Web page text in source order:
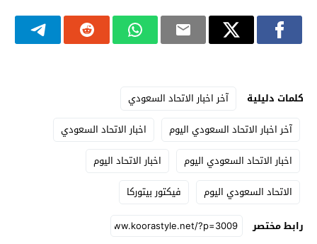
كلمات دليلية
آخر اخبار الاتحاد السعودي
آخر اخبار الاتحاد السعودي اليوم
اخبار الاتحاد السعودي
اخبار الاتحاد السعودي اليوم
اخبار الاتحاد اليوم
الاتحاد السعودي اليوم
فيكتور بيتوركا
رابط مختصر